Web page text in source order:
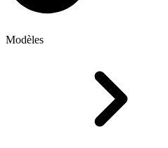
Modèles